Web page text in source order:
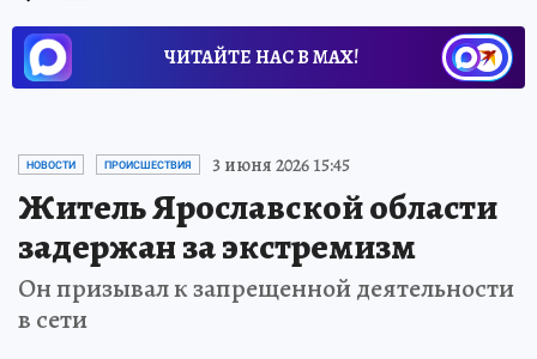
ЧИТАЙТЕ НАС В МАХ!
НОВОСТИ ПРОИСШЕСТВИЯ 3 июня 2026 15:45
Житель Ярославcкой области
задержан за экстремизм
Он призывал к запрещенной деятельности
в сети